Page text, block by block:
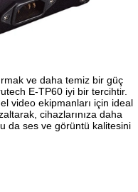
ve daha temiz bir güç
E-TP60 iyi bir tercihtir.
video ekipmanları için ideal
cihazlarınıza daha
da ses ve görüntü kalitesini